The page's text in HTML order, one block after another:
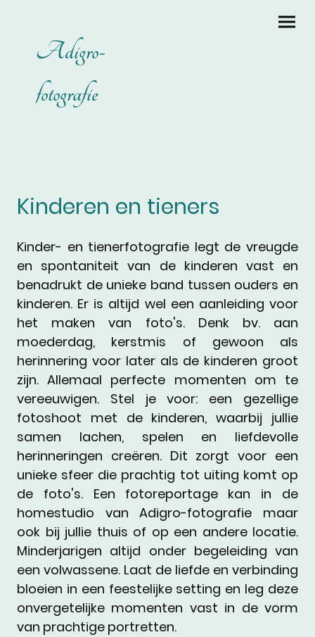
Adigro-
fotografie
Kinderen en tieners
Kinder- en tienerfotografie legt de vreugde
en spontaniteit van de kinderen vast en
benadrukt de unieke band tussen ouders en
kinderen. Er is altijd wel een aanleiding voor
het maken van foto's. Denk bv. aan
moederdag, kerstmis of gewoon als
herinnering voor later als de kinderen groot
zijn. Allemaal perfecte momenten om te
vereeuwigen. Stel je voor: een gezellige
fotoshoot met de kinderen, waarbij jullie
samen lachen, spelen en liefdevolle
herinneringen creëren. Dit zorgt voor een
unieke sfeer die prachtig tot uiting komt op
de foto's. Een fotoreportage kan in de
homestudio van Adigro-fotografie maar
ook bij jullie thuis of op een andere locatie.
Minderjarigen altijd onder begeleiding van
een volwassene. Laat de liefde en verbinding
bloeien in een feestelijke setting en leg deze
onvergetelijke momenten vast in de vorm
van prachtige portretten.